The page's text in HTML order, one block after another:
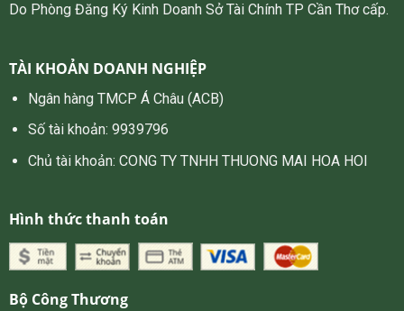
Do Phòng Đăng Ký Kinh Doanh Sở Tài Chính TP Cần Thơ cấp.
TÀI KHOẢN DOANH NGHIỆP
Ngân hàng TMCP Á Châu (ACB)
Số tài khoản: 9939796
Chủ tài khoản: CONG TY TNHH THUONG MAI HOA HOI
Hình thức thanh toán
Bộ Công Thương